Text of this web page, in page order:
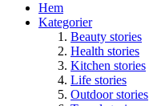
Hem
Kategorier
Beauty stories
Health stories
Kitchen stories
Life stories
Outdoor stories